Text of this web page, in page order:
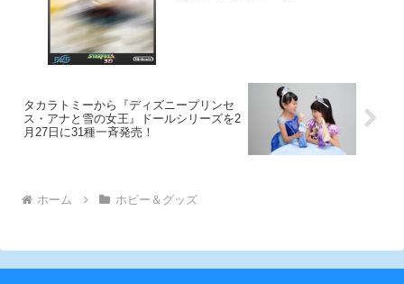
タカラトミーから『ディズニープリンセ
ス・アナと雪の女王』ドールシリーズを2
月27日に31種一斉発売！
ホーム ホビー＆グッズ